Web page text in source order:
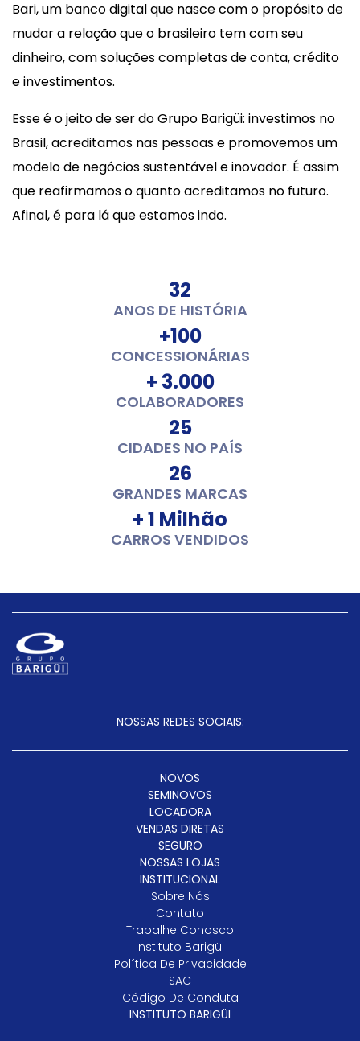
Bari, um banco digital que nasce com o propósito de
mudar a relação que o brasileiro tem com seu
dinheiro, com soluções completas de conta, crédito
e investimentos.
Esse é o jeito de ser do Grupo Barigüi: investimos no
Brasil, acreditamos nas pessoas e promovemos um
modelo de negócios sustentável e inovador. É assim
que reafirmamos o quanto acreditamos no futuro.
Afinal, é para lá que estamos indo.
32
ANOS DE HISTÓRIA
+100
CONCESSIONÁRIAS
+ 3.000
COLABORADORES
25
CIDADES NO PAÍS
26
GRANDES MARCAS
+ 1 Milhão
CARROS VENDIDOS
NOSSAS REDES SOCIAIS:
NOVOS
SEMINOVOS
LOCADORA
VENDAS DIRETAS
SEGURO
NOSSAS LOJAS
INSTITUCIONAL
Sobre Nós
Contato
Trabalhe Conosco
Instituto Barigüi
Política De Privacidade
SAC
Código De Conduta
INSTITUTO BARIGÜI